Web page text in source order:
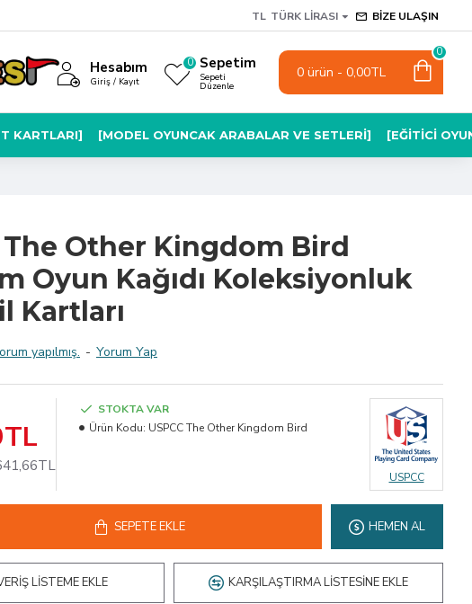
TL TÜRK LIRASI BIZE ULAŞIN
Hesabım
Giriş / Kayıt
Sepetim
Sepeti
Düzenle
0
0 ürün - 0,00TL
0
KARTLARI] [MODEL OYUNCAK ARABALAR VE SETLERI] [EĞITICI
Other Kingdom Bird
Oyun Kağıdı Koleksiyonluk
Kartları
yapılmış. - Yorum Yap
STOKTA VAR
Ürün Kodu: USPCC The Other Kingdom Bird
USPCC
SEPETE EKLE HEMEN AL
LISTEME EKLE KARŞILAŞTIRMA LISTESINE EKLE